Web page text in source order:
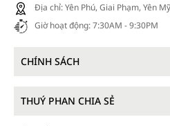
Địa chỉ: Yên Phú, Giai Phạm, Yên
Giờ hoạt động: 7:30AM - 9:30PM
CHÍNH SÁCH
THUÝ PHAN CHIA SẺ